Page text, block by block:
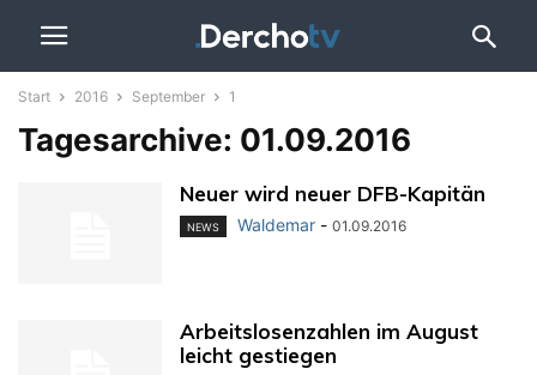
Start 2016 September 1
Tagesarchive: 01.09.2016
Neuer wird neuer DFB-Kapitän
NEWS Waldemar - 01.09.2016
Arbeitslosenzahlen im August
leicht gestiegen